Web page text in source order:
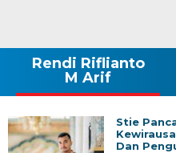
Rendi Riflianto
M Arif
Stie
Dan